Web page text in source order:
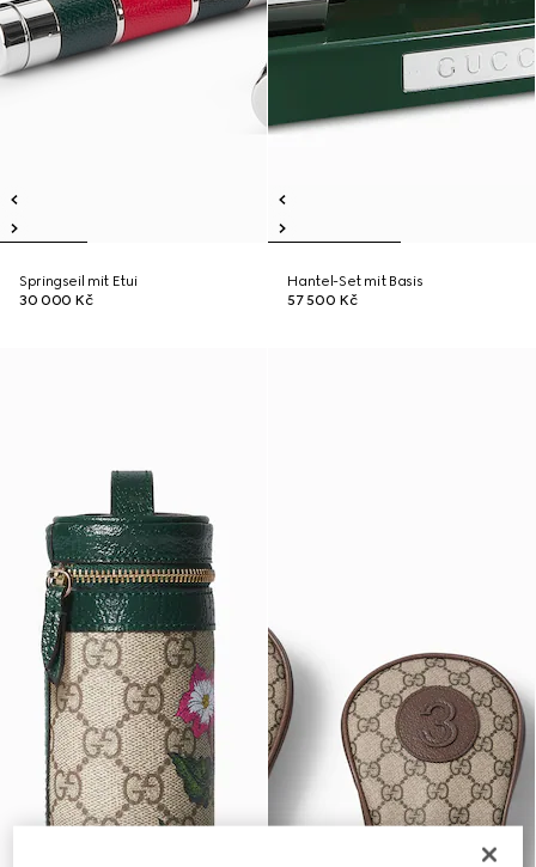
Springseil mit Etui
30 000 Kč
Hantel-Set mit Basis
57 500 Kč